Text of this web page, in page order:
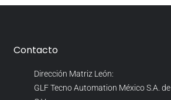
Contacto
Dirección Matriz León:
GLF Tecno Automation México S.A. de